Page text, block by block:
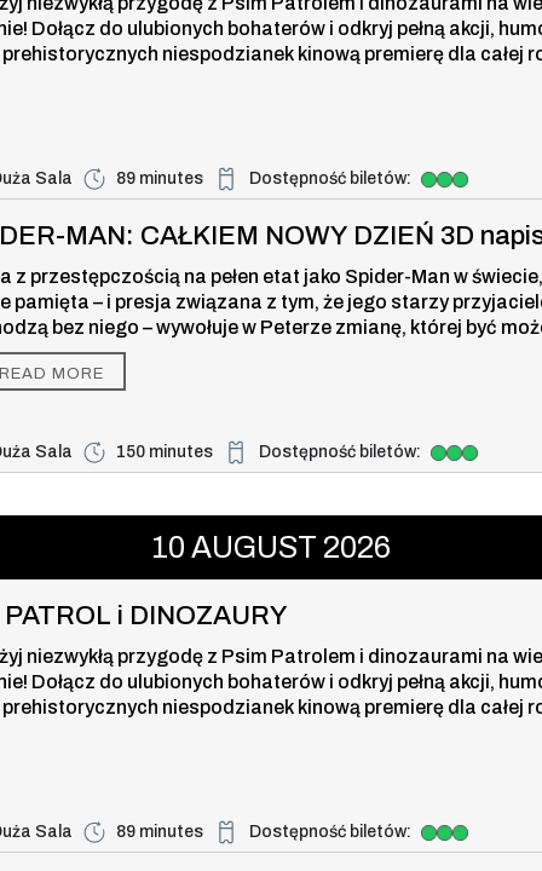
Dołącz do ulubionych bohaterów i odkryj pełną akcji,
niespodzianek kinową premierę dla całej
Sala 89 minutes Dostępność biletów:
Duża dostępność biletów
CAŁKIEM NOWY DZIEŃ 3D
MAN: CAŁKIEM NOWY DZIEŃ 3D
z przestępczością na pełen etat jako Spider-Man w
pamięta – i presja związana z tym, że jego starzy
bez niego – wywołuje w Peterze zmianę, której być
stanie kontrolować. Ale ta przemiana może być również
która powstrzyma nowe zagrożenie dla miasta i jego
READ MORE
Sala 150 minutes Dostępność biletów:
Duża dostępność biletów
10 AUGUST 2026
PATROL i DINOZAURY
niezwykłą przygodę z Psim Patrolem i dinozaurami na
Dołącz do ulubionych bohaterów i odkryj pełną akcji,
niespodzianek kinową premierę dla całej
Sala 89 minutes Dostępność biletów:
Duża dostępność biletów